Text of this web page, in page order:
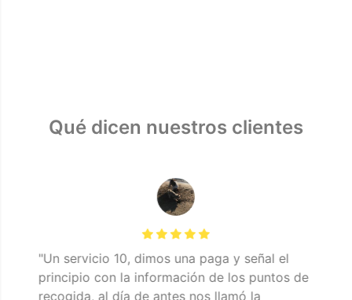
Qué dicen nuestros clientes
"Un servicio 10, dimos una paga y señal el
principio con la información de los puntos de
recogida, al día de antes nos llamó la